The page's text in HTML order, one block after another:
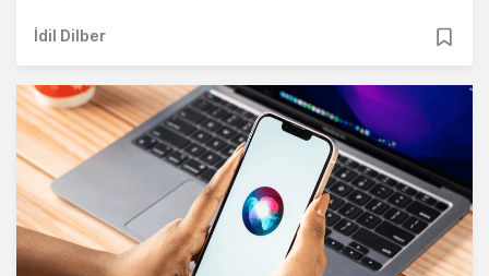
İdil Dilber